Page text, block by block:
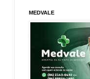
MEDVALE